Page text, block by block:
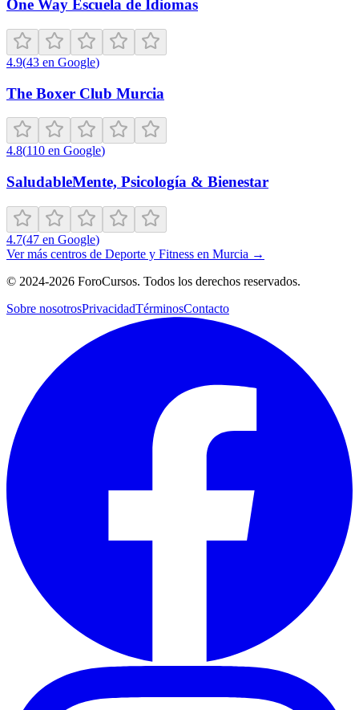
One Way Escuela de Idiomas
4.9(43 en Google)
The Boxer Club Murcia
4.8(110 en Google)
SaludableMente, Psicología & Bienestar
4.7(47 en Google)
Ver más centros de Deporte y Fitness en Murcia →
© 2024-2026 ForoCursos. Todos los derechos reservados.
Sobre nosotrosPrivacidadTérminosContacto